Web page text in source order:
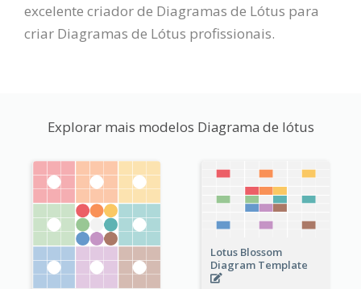
excelente criador de Diagramas de Lótus para
criar Diagramas de Lótus profissionais.
Explorar mais modelos Diagrama de lótus
Lotus Blossom
Diagram Template